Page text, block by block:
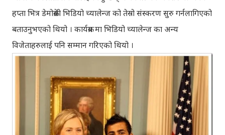
हप्ता भित्र डेमोक्रेसी भिडियो च्यालेन्ज को तेस्रो संस्करण सुरु गर्नलागिएको
बताउनुभएको थियो । कार्यक्रम मा भिडियो च्यालेन्ज का अन्य
विजेताहरुलाई पनि सम्मान गरिएको थियो ।